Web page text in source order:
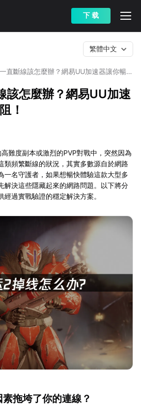
下 载
直斷線該怎麼辦？網易UU加速器讓你暢玩
繁體中文
該怎麼辦？網易UU加速
！
難度副本或激烈的PVP對戰中，突然因為
類頻繁斷線的狀況，其實多數源自於網路
一名守護者，如果想暢快體驗這款大型多
解決這些隱藏起來的網路問題。以下將分
過實戰驗證的穩定解決方案。
拖垮了你的連線？